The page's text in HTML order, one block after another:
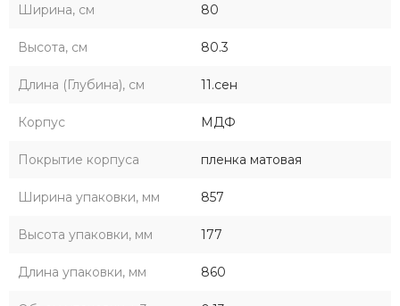
Ширина, см 80
Высота, см 80.3
Длина (Глубина), см 11.сен
Корпус МДФ
Покрытие корпуса пленка матовая
Ширина упаковки, мм 857
Высота упаковки, мм 177
Длина упаковки, мм 860